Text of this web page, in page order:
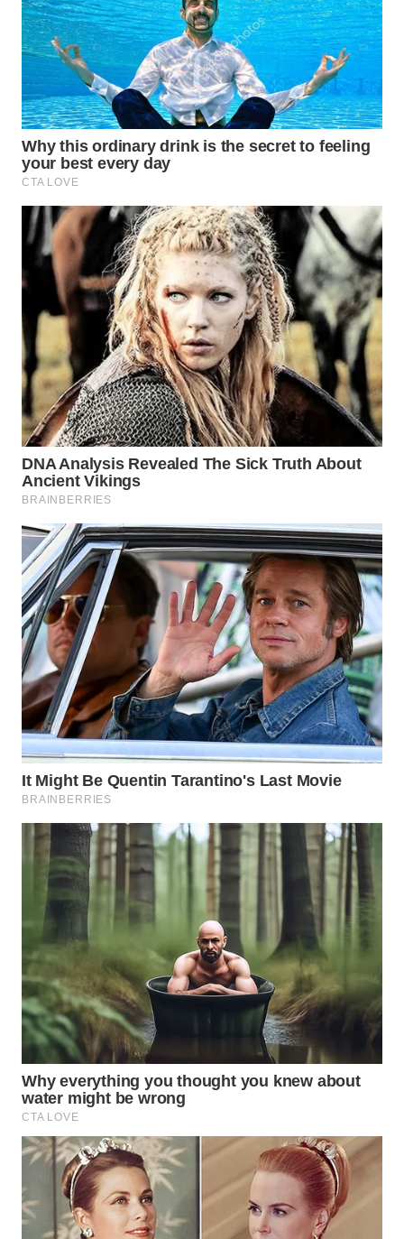
WN
TEBING
TINGGI
WN
PAKPAK
WN
KARAWANG
WN
BEKASI
WN
BOGOR
WN
DEPOK
WN
TAPANULI
UTARA
WN
SAMOSIR
WN
PADANG
LAWAS
WN
SUMEDANG
WN
CIANJUR
KEPULAUAN
SERIBU
WN
TANGERANG
WN
BINJAI
WN
CIREBON
WN
INDRAMAYU
WN
KUNINGAN
WN